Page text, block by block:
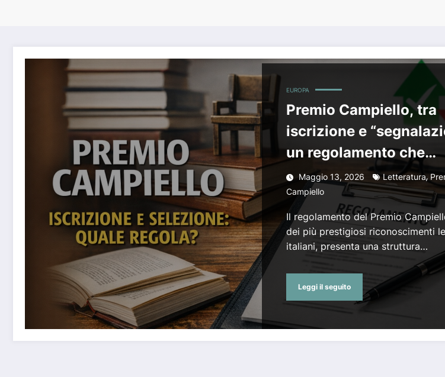
EUROPA
Premio Campiello, tra
iscrizione e
un regolamento che
confonde più che
Maggio 13, 2026 Letteratura,
Campiello
Il regolamento del Premio
dei più prestigiosi riconoscimenti
italiani, presenta una struttura…
Leggi il seguito